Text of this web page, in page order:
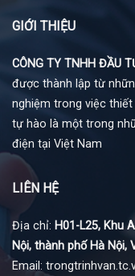
GIỚI THIỆU
CÔNG TY TNHH ĐẦU
được thành lập từ
nghiệm trong việc
tự hào là một trong
điện tại Việt Nam
LIÊN HỆ
Địa chỉ: H01-L25, Khu
Nội, thành phố Hà Nội,
Email: